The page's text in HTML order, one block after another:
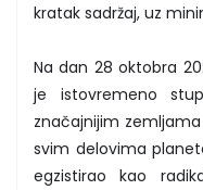
kratak sadržaj, uz
Na dan 28 oktobra
je istovremeno
značajnijim
svim delovima
egzistirao kao